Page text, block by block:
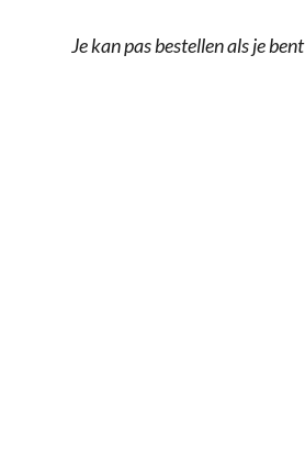
Je kan pas bestellen als je bent